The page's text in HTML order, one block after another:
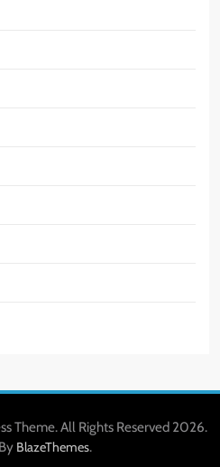
Theme. All Rights Reserved 2026.
BlazeThemes.